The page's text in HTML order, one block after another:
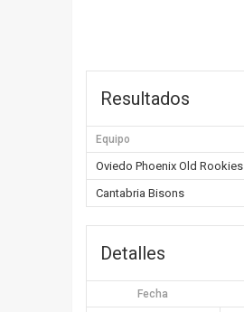
Resultados
Equipo
Oviedo Phoenix Old Rookies
Cantabria Bisons
Detalles
Fecha